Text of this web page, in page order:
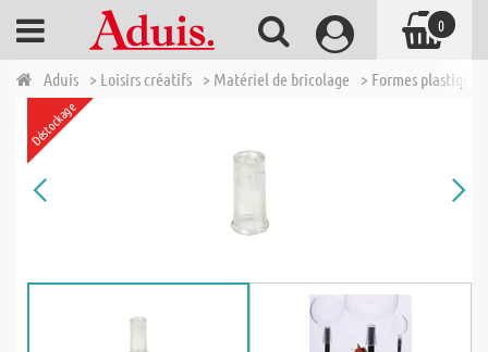
Aduis > Loisirs créatifs > Matériel de bricolage > Formes plastique
Déstockage
0